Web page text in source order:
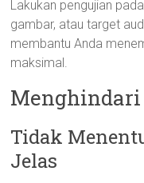
Lakukan pengujian
gambar, atau target
membantu Anda
maksimal.
Tidak
Jelas